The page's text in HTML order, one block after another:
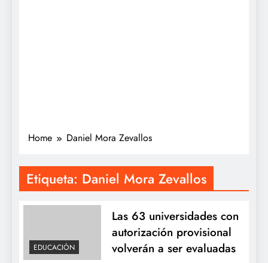
Home Daniel Mora Zevallos
Etiqueta: Daniel Mora Zevallos
EDUCACIÓN
Las 63 universidades con
autorización provisional
volverán a ser evaluadas